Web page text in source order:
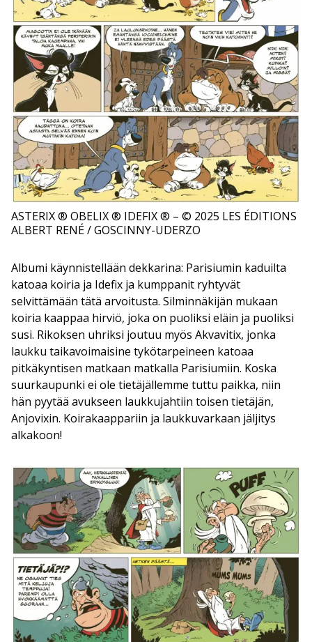
ASTERIX ® OBELIX ® IDEFIX ® – © 2025 LES ÉDITIONS
ALBERT RENÉ / GOSCINNY-UDERZO
Albumi käynnistellään dekkarina: Parisiumin kaduilta
katoaa koiria ja Idefix ja kumppanit ryhtyvät
selvittämään tätä arvoitusta. Silminnäkijän mukaan
koiria kaappaa hirviö, joka on puoliksi eläin ja puoliksi
susi. Rikoksen uhriksi joutuu myös Akvavitix, jonka
laukku taikavoimaisine tykötarpeineen katoaa
pitkäkyntisen matkaan matkalla Parisiumiin. Koska
suurkaupunki ei ole tietäjällemme tuttu paikka, niin
hän pyytää avukseen laukkujahtiin toisen tietäjän,
Anjovixin. Koirakaappariin ja laukkuvarkaan jäljitys
alkakoon!